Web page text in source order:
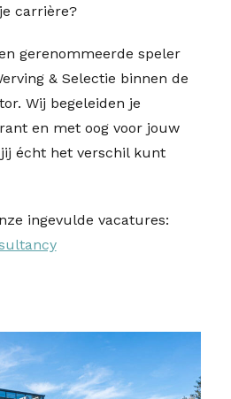
carrière?
gerenommeerde speler
& Selectie binnen de
Wij begeleiden je
en met oog voor jouw
écht het verschil kunt
ingevulde vacatures: